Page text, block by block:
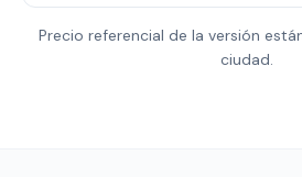
Precio referencial de la versión
ciudad.